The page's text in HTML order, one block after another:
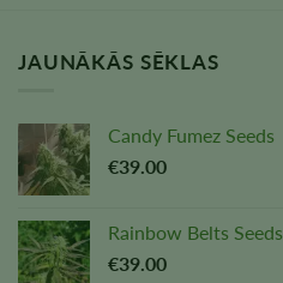
JAUNĀKĀS SĒKLAS
Candy Fumez Seeds
€39.00
Rainbow Belts Seeds
€39.00